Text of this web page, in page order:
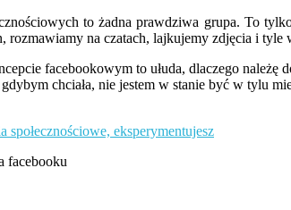
to żadna prawdziwa grupa. To
rozmawiamy na czatach, lajkujemy zdjęcia i tyle
facebookowym to ułuda, dlaczego
chciała, nie jestem w stanie być w tylu
facebooku